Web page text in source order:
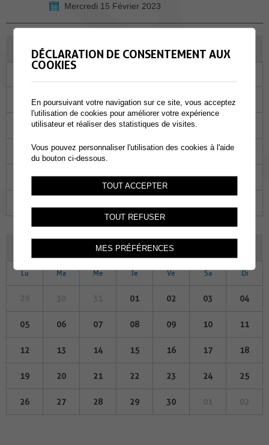
Mercredi 15 Février 2023
MAI 2023
02 03 04 05 06
09 10 11 12
16 17 18 19 20
23 24 25 26 27
JUIN 2023
Lu Ma Me Je Ve Sa Di
01 02 03 04
05 06 07 08 09 10 11
12 13 14 15 16 17 18
19 20 21 22 23 24 25
26 27 28 29 30
DÉCLARATION DE CONSENTEMENT AUX
COOKIES
En poursuivant votre navigation sur ce site, vous acceptez
l'utilisation de cookies pour améliorer votre expérience
utilisateur et réaliser des statistiques de visites.
Vous pouvez personnaliser l'utilisation des cookies à l'aide
du bouton ci-dessous.
TOUT ACCEPTER
TOUT REFUSER
MES PRÉFÉRENCES